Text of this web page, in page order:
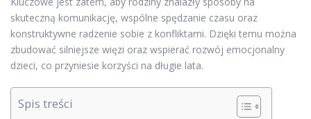
skuteczną komunikację, wspólne spędzanie czasu oraz
konstruktywne radzenie sobie z konfliktami. Dzięki temu można
zbudować silniejsze więzi oraz wspierać rozwój emocjonalny
dzieci, co przyniesie korzyści na długie lata.
Spis treści